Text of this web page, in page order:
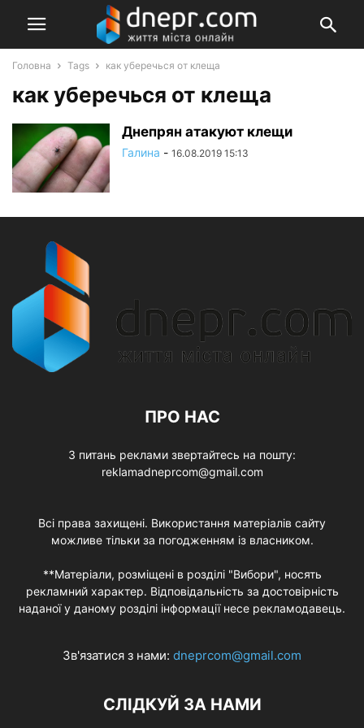
Головна Tags как уберечься от клеща
как уберечься от клеща
Днепрян атакуют клещи
Галина - 16.08.2019 15:13
ПРО НАС
З питань реклами звертайтесь на пошту:
reklamadneprcom@gmail.com
Всі права захищені. Використання матеріалів сайту
можливе тільки за погодженням із власником.
**Матеріали, розміщені в розділі "Вибори", носять
рекламний характер. Відповідальність за достовірність
наданої у даному розділі інформації несе рекламодавець.
Зв'язатися з нами: dneprcom@gmail.com
СЛІДКУЙ ЗА НАМИ